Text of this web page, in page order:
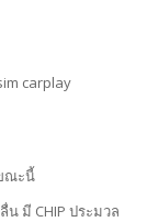
carplay
ณะนี้
ลื่น มี CHIP ประมวล